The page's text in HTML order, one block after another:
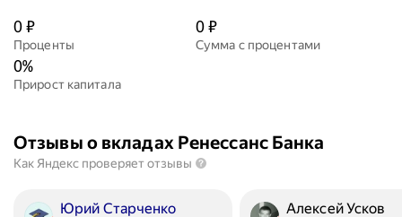
Проценты
0 ₽
Сумма с процентами
0 ₽
Прирост капитала
0%
Отзывы о вкладах Ренессанс Банка
Как Яндекс проверяет отзывы
Юрий Старченко Алексей Усков